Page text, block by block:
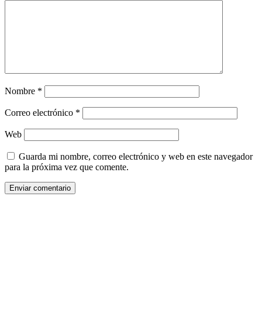
Nombre *
Correo electrónico *
Web
Guarda mi nombre, correo electrónico y web en este navegador
para la próxima vez que comente.